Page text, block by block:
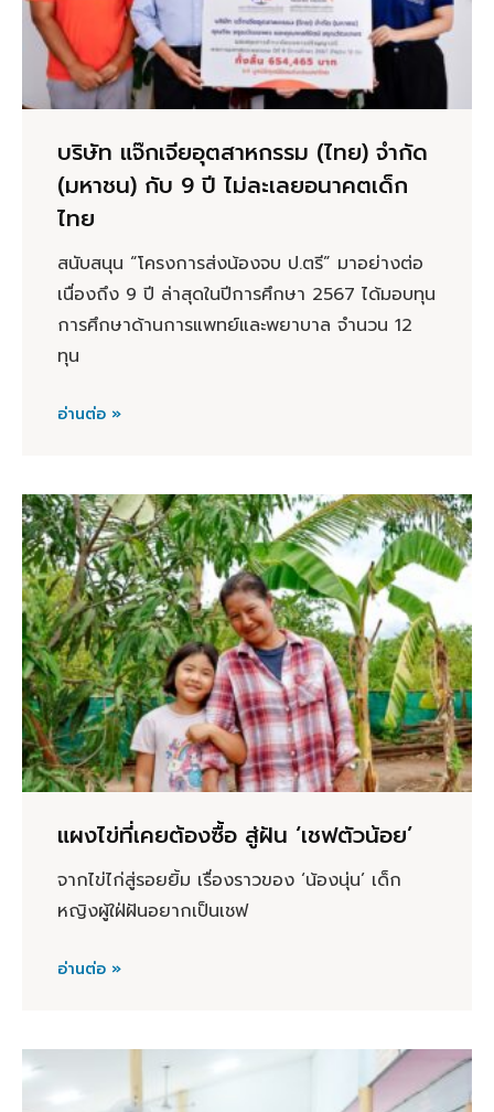
บริษัท แจ๊กเจียอุตสาหกรรม (ไทย) จำกัด
(มหาชน) กับ 9 ปี ไม่ละเลยอนาคตเด็ก
ไทย
สนับสนุน “โครงการส่งน้องจบ ป.ตรี” มาอย่างต่อ
เนื่องถึง 9 ปี ล่าสุดในปีการศึกษา 2567 ได้มอบทุน
การศึกษาด้านการแพทย์และพยาบาล จำนวน 12
ทุน
อ่านต่อ »
แผงไข่ที่เคยต้องซื้อ สู่ฝัน ‘เชฟตัวน้อย’
จากไข่ไก่สู่รอยยิ้ม เรื่องราวของ ‘น้องนุ่น’ เด็ก
หญิงผู้ใฝ่ฝันอยากเป็นเชฟ
อ่านต่อ »